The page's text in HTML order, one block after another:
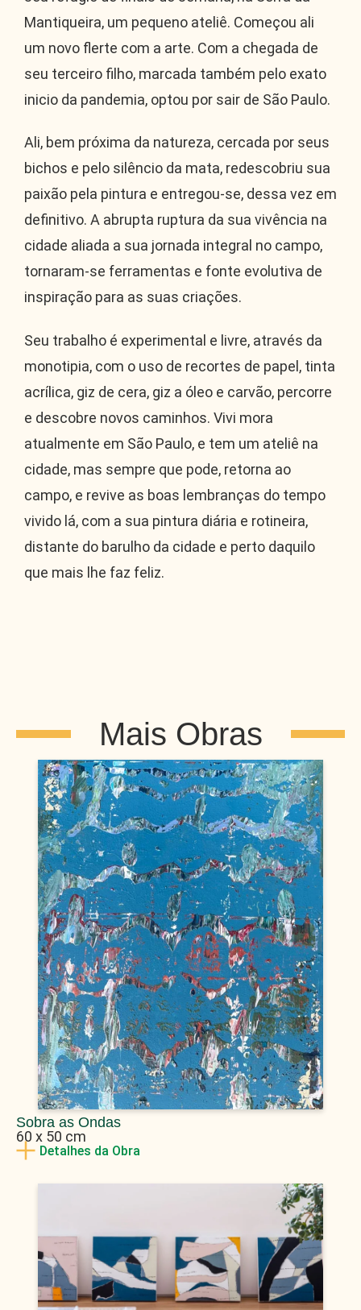
Mantiqueira, um pequeno ateliê. Começou ali
um novo flerte com a arte. Com a chegada de
seu terceiro filho, marcada também pelo exato
inicio da pandemia, optou por sair de São Paulo.
Ali, bem próxima da natureza, cercada por seus
bichos e pelo silêncio da mata, redescobriu sua
paixão pela pintura e entregou-se, dessa vez em
definitivo. A abrupta ruptura da sua vivência na
cidade aliada a sua jornada integral no campo,
tornaram-se ferramentas e fonte evolutiva de
inspiração para as suas criações.
Seu trabalho é experimental e livre, através da
monotipia, com o uso de recortes de papel, tinta
acrílica, giz de cera, giz a óleo e carvão, percorre
e descobre novos caminhos. Vivi mora
atualmente em São Paulo, e tem um ateliê na
cidade, mas sempre que pode, retorna ao
campo, e revive as boas lembranças do tempo
vivido lá, com a sua pintura diária e rotineira,
distante do barulho da cidade e perto daquilo
que mais lhe faz feliz.
Mais Obras
Sobra as Ondas
60 x 50 cm
Detalhes da Obra